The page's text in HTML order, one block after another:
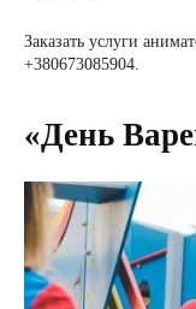
Заказать услуги
+380673085904.
«День